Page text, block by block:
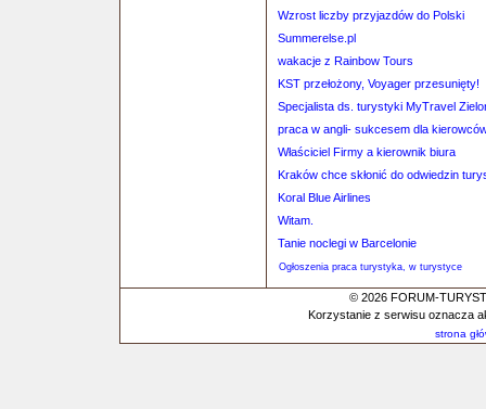
Wzrost liczby przyjazdów do Polski
Summerelse.pl
wakacje z Rainbow Tours
KST przełożony, Voyager przesunięty!
Specjalista ds. turystyki MyTravel
praca w angli- sukcesem dla
Właściciel Firmy a kierownik biura
Kraków chce skłonić do odwiedzin
Koral Blue Airlines
Witam.
Tanie noclegi w Barcelonie
Ogłoszenia praca turystyka, w turystyce
© 2026 FORUM-
Korzystanie z serwisu oznacza
strona